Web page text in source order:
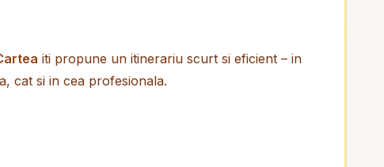
iti propune un itinerariu scurt si eficient – in
cat si in cea profesionala.